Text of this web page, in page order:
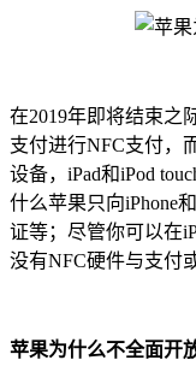
在2019年即将结束之
支付进行NFC支付，
设备，iPad和iPod
什么苹果只向iPhone
证等；尽管你可以在
没有NFC硬件与支付
苹果为什么不全面开